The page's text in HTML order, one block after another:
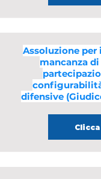
Assoluzione per
mancanza
difensive